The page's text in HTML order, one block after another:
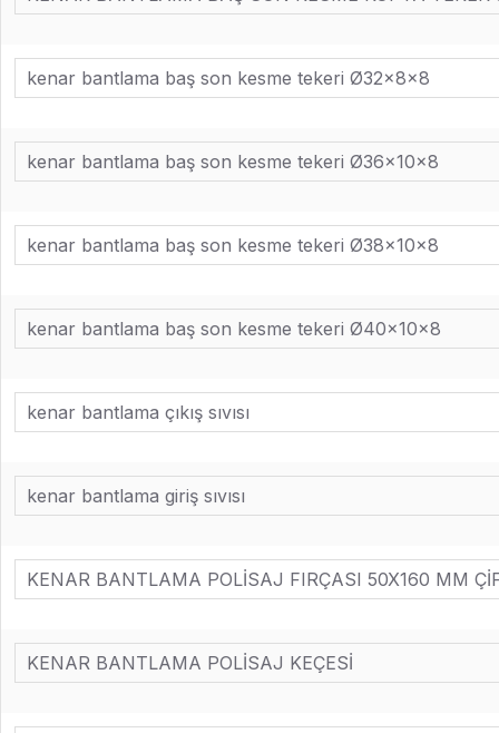
kenar bantlama baş son kesme tekeri Ø32x8x8
kenar bantlama baş son kesme tekeri Ø36x10x8
kenar bantlama baş son kesme tekeri Ø38x10x8
kenar bantlama baş son kesme tekeri Ø40x10x8
kenar bantlama çıkış sıvısı
kenar bantlama giriş sıvısı
KENAR BANTLAMA POLİSAJ FIRÇASI 50X160 MM
KENAR BANTLAMA POLİSAJ KEÇESİ